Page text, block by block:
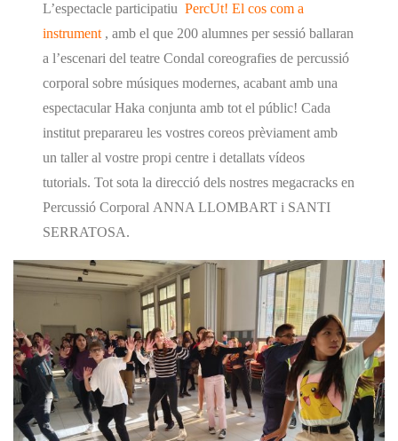
L’espectacle participatiu PercUt! El cos com a
instrument , amb el que 200 alumnes per sessió ballaran
a l’escenari del teatre Condal coreografies de percussió
corporal sobre músiques modernes, acabant amb una
espectacular Haka conjunta amb tot el públic! Cada
institut preparareu les vostres coreos prèviament amb
un taller al vostre propi centre i detallats vídeos
tutorials. Tot sota la direcció dels nostres megacracks en
Percussió Corporal ANNA LLOMBART i SANTI
SERRATOSA.